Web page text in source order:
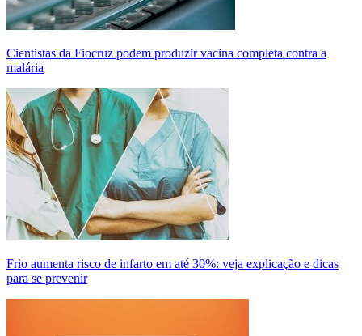
Cientistas da Fiocruz podem produzir vacina completa contra a
malária
Frio aumenta risco de infarto em até 30%: veja explicação e dicas
para se prevenir